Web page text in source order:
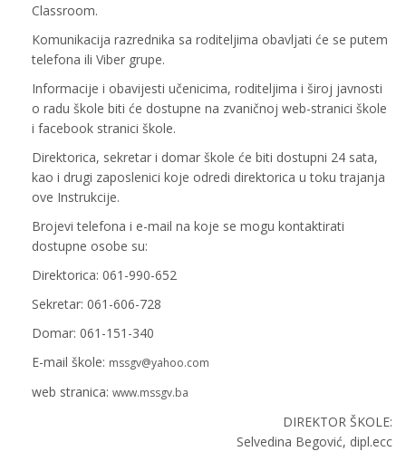
Classroom.
Komunikacija razrednika sa roditeljima obavljati će se putem
telefona ili Viber grupe.
Informacije i obavijesti učenicima, roditeljima i široj javnosti
o radu škole biti će dostupne na zvaničnoj web-stranici škole
i facebook stranici škole.
Direktorica, sekretar i domar škole će biti dostupni 24 sata,
kao i drugi zaposlenici koje odredi direktorica u toku trajanja
ove Instrukcije.
Brojevi telefona i e-mail na koje se mogu kontaktirati
dostupne osobe su:
Direktorica: 061-990-652
Sekretar: 061-606-728
Domar: 061-151-340
E-mail škole: mssgv@yahoo.com
web stranica: www.mssgv.ba
DIREKTOR ŠKOLE:
Selvedina Begović, dipl.ecc